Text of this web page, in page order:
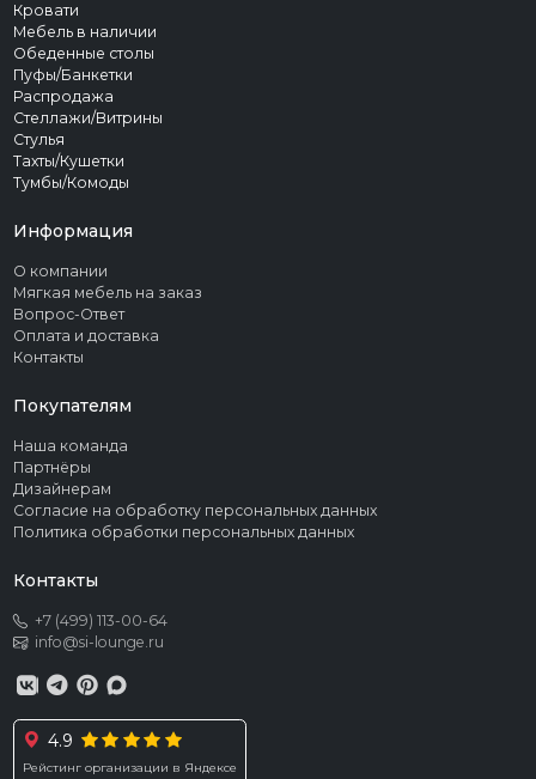
Кровати
Мебель в наличии
Обеденные столы
Пуфы/Банкетки
Распродажа
Стеллажи/Витрины
Стулья
Тахты/Кушетки
Тумбы/Комоды
Информация
О компании
Мягкая мебель на заказ
Вопрос-Ответ
Оплата и доставка
Контакты
Покупателям
Наша команда
Партнёры
Дизайнерам
Согласие на обработку персональных данных
Политика обработки персональных данных
Контакты
+7 (499) 113-00-64
info@si-lounge.ru
4.9
Рейстинг организации в Яндексе